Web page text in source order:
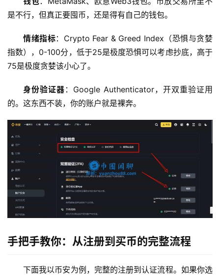
是不行，但真正要囤币，还是得有自己的钱包。
情绪指标：Crypto Fear & Greed Index（恐惧与贪婪
指数），0-100分，低于25是极度恐惧可以考虑抄底，高于
75是极度贪婪该小心了。
身份验证器 ：Google Authenticator，开双重验证用
的。这东西不装，你的账户就是裸奔。
手把手教你：从注册到买币的完整流程
下面我以币安为例，完整的注册到认证流程。如果你选